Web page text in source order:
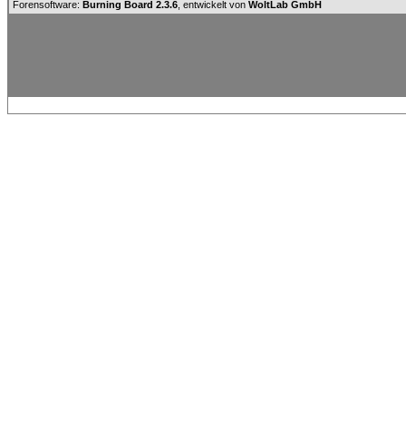
Forensoftware: Burning Board 2.3.6 , entwickelt von WoltLab GmbH